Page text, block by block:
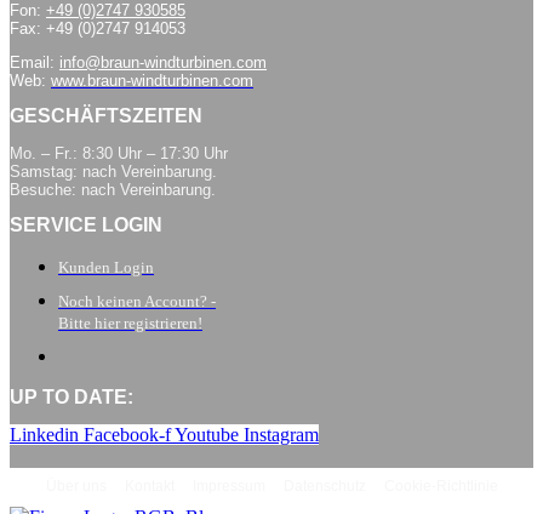
Fon: +49 (0)2747 930585
Fax: +49 (0)2747 914053
Email: info@braun-windturbinen.com
Web: www.braun-windturbinen.com
GESCHÄFTSZEITEN
Mo. – Fr.: 8:30 Uhr – 17:30 Uhr
Samstag: nach Vereinbarung.
Besuche: nach Vereinbarung.
SERVICE LOGIN
Kunden Login
Noch keinen Account? -
Bitte hier registrieren!
UP TO DATE:
Linkedin Facebook-fYoutube Instagram